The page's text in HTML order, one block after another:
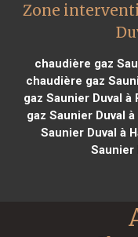
Zone
chaudière gaz
chaudière gaz
gaz Saunier Duval à
gaz Saunier Duval
Saunier Duval à
Saunier